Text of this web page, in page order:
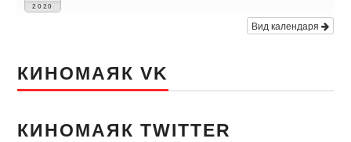
2020
Вид календаря
КИНОМАЯК VK
КИНОМАЯК TWITTER